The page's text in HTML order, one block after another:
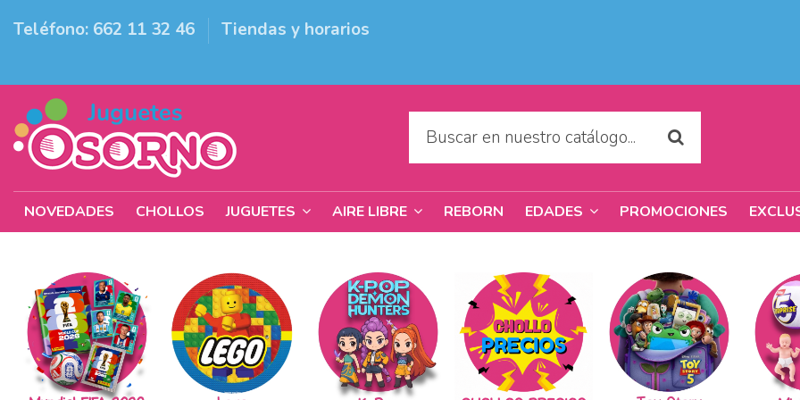
Teléfono: 662 11 32 46 Tiendas y horarios
NOVEDADES CHOLLOS JUGUETES AIRE LIBRE REBORN EDADES PROMOCIONES